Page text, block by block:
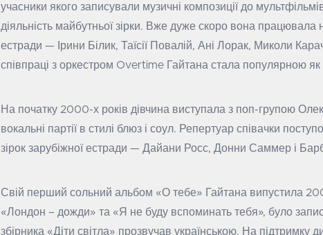
учасники якого записували музичні композиції до
діяльність майбутньої зірки. Вже дуже скоро вона працювала
естради — Ірини Білик, Таїсії Повалій, Ані Лорак, Миколи
співпраці з оркестром Overtime Гайтана стала популярною
На початку 2000-х років дівчина виступала з поп-групою
вокальні партії в стилі блюз і соул. Репертуар співачки
зірок зарубіжної естради — Дайани Росс, Донни Саммер і
Свій перший сольний альбом «О тебе» Гайтана випустила
«Лондон – дожди» та «Я не буду вспоминать тебя», було
збірника «Діти світла» прозвучав українською. На підтримку